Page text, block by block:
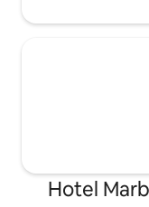
Hotel